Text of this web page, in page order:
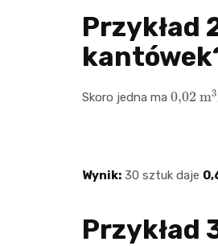
Przykład
Skoro jedna ma
0 02 m
Wynik: 30 sztuk daje
Przykład